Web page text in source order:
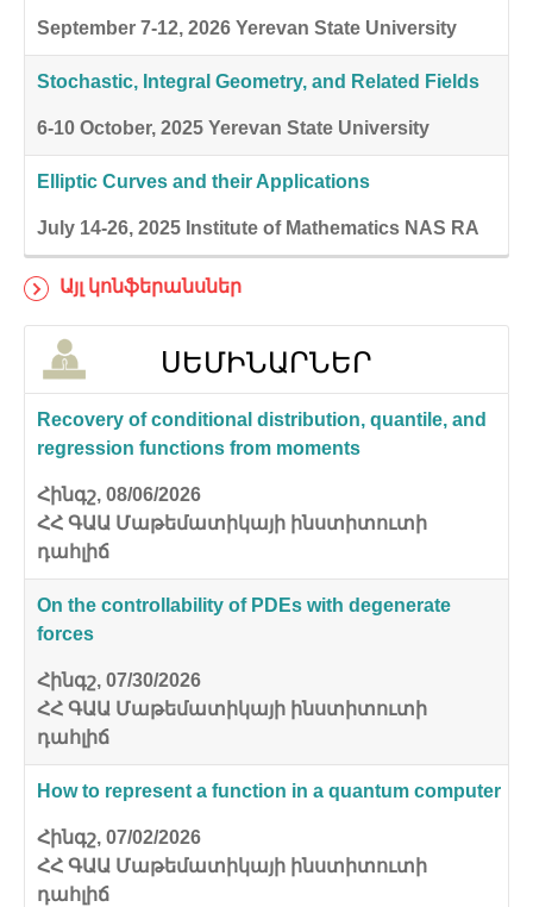
September 7-12, 2026 Yerevan State University
Stochastic, Integral Geometry, and Related Fields
6-10 October, 2025 Yerevan State University
Elliptic Curves and their Applications
July 14-26, 2025 Institute of Mathematics NAS RA
Այլ կոնֆերանսներ
ՍԵՄԻՆԱՐՆԵՐ
Recovery of conditional distribution, quantile, and
regression functions from moments
Հինգշ, 08/06/2026
ՀՀ ԳԱԱ Մաթեմատիկայի ինստիտուտի
դահլիճ
On the controllability of PDEs with degenerate
forces
Հինգշ, 07/30/2026
ՀՀ ԳԱԱ Մաթեմատիկայի ինստիտուտի
դահլիճ
How to represent a function in a quantum computer
Հինգշ, 07/02/2026
ՀՀ ԳԱԱ Մաթեմատիկայի ինստիտուտի
դահլիճ